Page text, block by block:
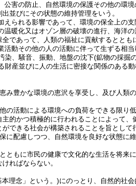
害の防止、自然環境の保護その他の環
並びにその状態の維持管理をいう。
られる影響であって、環境の保全上の支
暖化又はオゾン層の破壊の進行、海洋
であって、人類の福祉に貢献するととも
動その他の人の活動に伴って生ずる相
染、騒音、振動、地盤の沈下(鉱物の採掘
財産並びに人の生活に密接な関係のある動
み豊かな環境の恵沢を享受し、及び人類
の活動による環境への負荷をできる限り
的かつ積極的に行われることによって
できる社会が構築されることを旨として
に配慮しつつ、自然環境を良好な状態に
ともに市民の健康で文化的な生活を将来
ればならない。
理念」という。)にのっとり、自然的社